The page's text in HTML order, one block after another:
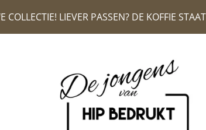
COLLECTIE! LIEVER PASSEN? DE KOFFIE